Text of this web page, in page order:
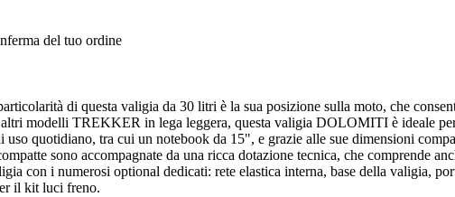
del tuo ordine
di questa valigia da 30 litri è la sua posizione sulla moto, che
modelli TREKKER in lega leggera, questa valigia DOLOMITI è ideale
quotidiano, tra cui un notebook da 15", e grazie alle sue dimensioni
sono accompagnate da una ricca dotazione tecnica, che comprende
con i numerosi optional dedicati: rete elastica interna, base della valigia,
il kit luci freno.